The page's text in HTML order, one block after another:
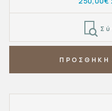
ΠΡΟΣΘΗΚΗ